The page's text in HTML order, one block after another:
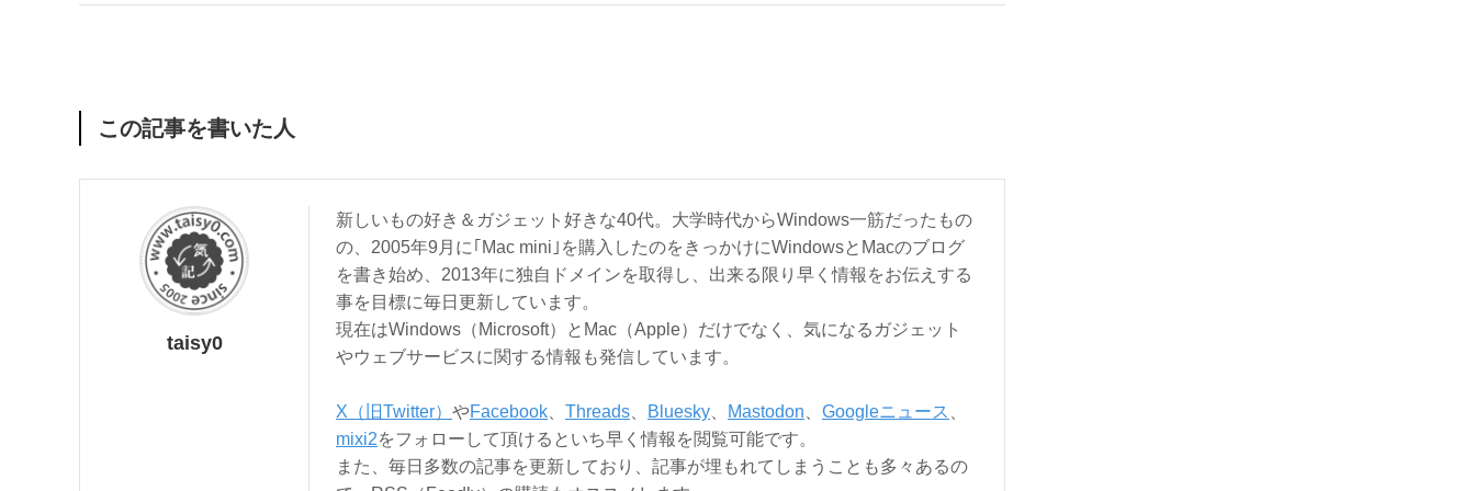
この記事を書いた人
taisy0
新しいもの好き＆ガジェット好きな40代。大学時代からWindows一筋だったもの
の、2005年9月に｢Mac mini｣を購入したのをきっかけにWindowsとMacのブログ
を書き始め、2013年に独自ドメインを取得し、出来る限り早く情報をお伝えする
事を目標に毎日更新しています。
現在はWindows（Microsoft）とMac（Apple）だけでなく、気になるガジェット
やウェブサービスに関する情報も発信しています。
X（旧Twitter） やFacebook Threads Bluesky Mastodon Googleニュース
mixi2をフォローして頂けるといち早く情報を閲覧可能です。
また、毎日多数の記事を更新しており、記事が埋もれてしまうことも多々あるの